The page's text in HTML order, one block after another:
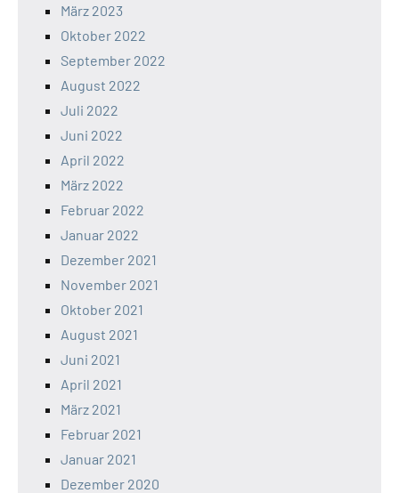
März 2023
Oktober 2022
September 2022
August 2022
Juli 2022
Juni 2022
April 2022
März 2022
Februar 2022
Januar 2022
Dezember 2021
November 2021
Oktober 2021
August 2021
Juni 2021
April 2021
März 2021
Februar 2021
Januar 2021
Dezember 2020